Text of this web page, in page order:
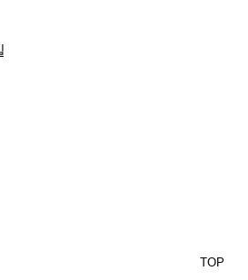
TOP